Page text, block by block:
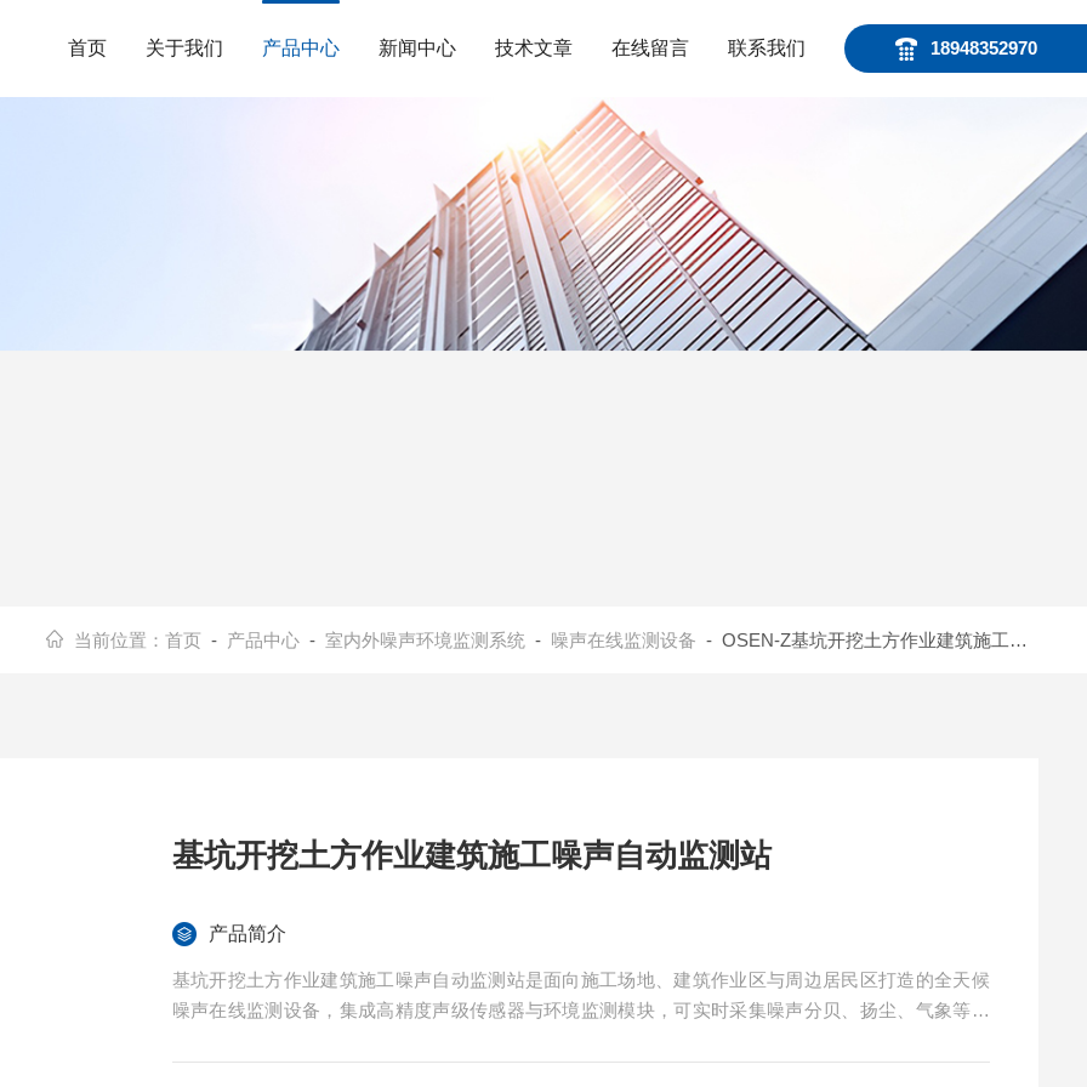
18948352970
首页 关于我们 产品中心 新闻中心 技术文章 在线留言 联系我们
当前位置： 首页 - 产品中心- 室内外噪声环境监测系统 - 噪声在线监测设备 - OSEN-Z基坑开挖土方作业建筑施工噪声自动监测站
基坑开挖土方作业建筑施工噪声自动监测站
产品简介
基坑开挖土方作业建筑施工噪声自动监测站是面向施工场地、建筑作业区与周边居民区打造的全天候
噪声在线监测设备，集成高精度声级传感器与环境监测模块，可实时采集噪声分贝、扬尘、气象等多